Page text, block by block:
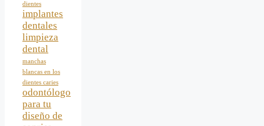
dientes
implantes
dentales
limpieza
dental
manchas
blancas en los
dientes caries
odontólogo
para tu
diseño de